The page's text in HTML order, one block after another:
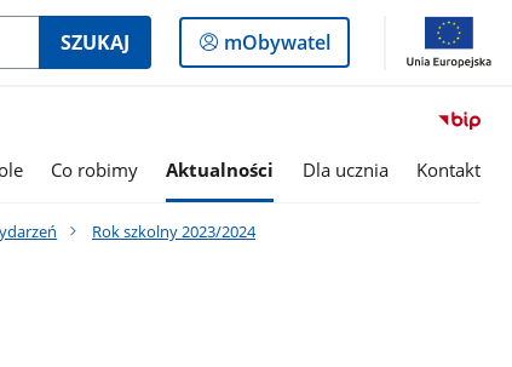
SZUKAJ
Logowanie
do
mObywatel
Co robimy Aktualności Dla ucznia Kontakt
Rok szkolny 2023/2024